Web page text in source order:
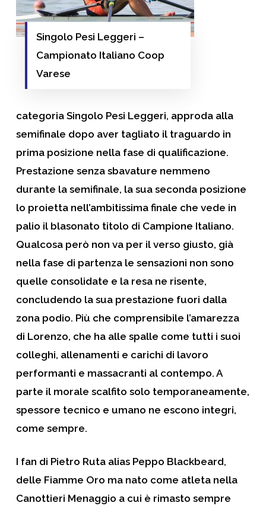
Singolo Pesi Leggeri –
Campionato Italiano Coop
Varese
categoria Singolo Pesi Leggeri, approda alla
semifinale dopo aver tagliato il traguardo in
prima posizione nella fase di qualificazione.
Prestazione senza sbavature nemmeno
durante la semifinale, la sua seconda posizione
lo proietta nell’ambitissima finale che vede in
palio il blasonato titolo di Campione Italiano.
Qualcosa però non va per il verso giusto, già
nella fase di partenza le sensazioni non sono
quelle consolidate e la resa ne risente,
concludendo la sua prestazione fuori dalla
zona podio. Più che comprensibile l’amarezza
di Lorenzo, che ha alle spalle come tutti i suoi
colleghi, allenamenti e carichi di lavoro
performanti e massacranti al contempo. A
parte il morale scalfito solo temporaneamente,
spessore tecnico e umano ne escono integri,
come sempre.
I fan di Pietro Ruta alias Peppo Blackbeard,
delle Fiamme Oro ma nato come atleta nella
Canottieri Menaggio a cui è rimasto sempre